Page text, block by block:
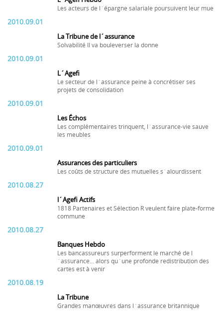
Les acteurs de l´épargne salariale poursuivent leur mue
2010.09.01
La Tribune de l´assurance
Solvabilité II va bouleverser la donne
2010.09.01
L´Agefi
Le secteur de l´assurance peine à concrétiser ses
projets de consolidation
2010.09.01
Les Échos
Les complémentaires trinquent, l´assurance-vie sauve
les meubles
2010.09.01
Assurances des particuliers
Les coûts de structure des mutuelles s´alourdissent
2010.08.27
l´Agefi Actifs
1818 Partenaires et Sélection R veulent faire plate-forme
commune
2010.08.27
Banques Hebdo
Les bancassureurs surperforment le marché de l
´assurance… alors qu´une profonde redistribution des
cartes est à venir
2010.08.19
La Tribune
Grandes manœuvres dans l´assurance britannique